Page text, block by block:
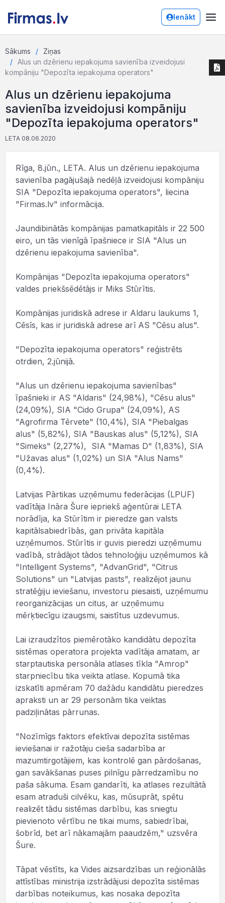
Ienākt
Sākums
Ziņas
Alus un dzērienu iepakojuma savienība izveidojusi
kompāniju "Depozīta iepakojuma operators"
Alus un dzērienu iepakojuma
savienība izveidojusi kompāniju
"Depozīta iepakojuma operators"
LETA 08.06.2020
Rīga, 8.jūn., LETA. Alus un dzērienu iepakojuma
savienība pagājušajā nedēļā izveidojusi kompāniju
SIA "Depozīta iepakojuma operators", liecina
"Firmas.lv" informācija.
Jaundibinātās kompānijas pamatkapitāls ir 22 500
eiro, un tās vienīgā īpašniece ir SIA "Alus un
dzērienu iepakojuma savienība".
Kompānijas "Depozīta iepakojuma operators"
valdes priekšsēdētājs ir Miks Stūrītis.
Kompānijas juridiskā adrese ir Aldaru laukums 1,
Cēsīs, kas ir juridiskā adrese arī AS "Cēsu alus".
"Depozīta iepakojuma operators" reģistrēts
otrdien, 2.jūnijā.
"Alus un dzērienu iepakojuma savienības"
īpašnieki ir AS "Aldaris" (24,98%), "Cēsu alus"
(24,09%), SIA "Cido Grupa" (24,09%), AS
"Agrofirma Tērvete" (10,4%), SIA "Piebalgas
alus" (5,82%), SIA "Bauskas alus" (5,12%), SIA
"Simeks" (2,27%), SIA "Mamas D" (1,83%), SIA
"Užavas alus" (1,02%) un SIA "Alus Nams"
(0,4%).
Latvijas Pārtikas uzņēmumu federācijas (LPUF)
vadītāja Ināra Šure iepriekš aģentūrai LETA
norādīja, ka Stūrītim ir pieredze gan valsts
kapitālsabiedrībās, gan privāta kapitāla
uzņēmumos. Stūrītis ir guvis pieredzi uzņēmumu
vadībā, strādājot tādos tehnoloģiju uzņēmumos kā
"Intelligent Systems", "AdvanGrid", "Citrus
Solutions" un "Latvijas pasts", realizējot jaunu
stratēģiju ieviešanu, investoru piesaisti, uzņēmumu
reorganizācijas un citus, ar uzņēmumu
mērķtiecīgu izaugsmi, saistītus uzdevumus.
Lai izraudzītos piemērotāko kandidātu depozīta
sistēmas operatora projekta vadītāja amatam, ar
starptautiska personāla atlases tīkla "Amrop"
starpniecību tika veikta atlase. Kopumā tika
izskatīti apmēram 70 dažādu kandidātu pieredzes
apraksti un ar 29 personām tika veiktas
padziļinātas pārrunas.
"Nozīmīgs faktors efektīvai depozīta sistēmas
ieviešanai ir ražotāju cieša sadarbība ar
mazumtirgotājiem, kas kontrolē gan pārdošanas,
gan savākšanas puses pilnīgu pārredzamību no
paša sākuma. Esam gandarīti, ka atlases rezultātā
esam atraduši cilvēku, kas, mūsuprāt, spētu
realizēt tādu sistēmas darbību, kas sniegtu
pievienoto vērtību ne tikai mums, sabiedrībai,
šobrīd, bet arī nākamajām paaudzēm," uzsvēra
Šure.
Tāpat vēstīts, ka Vides aizsardzības un reģionālās
attīstības ministrija izstrādājusi depozīta sistēmas
darbības noteikumus, kas nosaka depozīta